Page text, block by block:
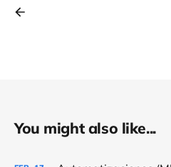
You might also like...